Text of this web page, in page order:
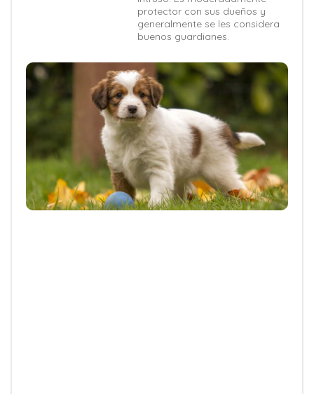
protector con sus dueños y
generalmente se les considera
buenos guardianes.